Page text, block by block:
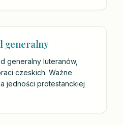
generalny
generalny luteranów,
czeskich. Ważne
jedności protestanckiej